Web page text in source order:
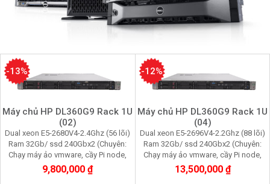
Máy chủ HP DL360G9 Rack 1U
(02)
Dual xeon E5-2680V4-2.4Ghz (56 lõi)
Ram 32Gb/ ssd 240Gbx2 (Chuyên:
Chạy máy ảo vmware, cầy Pi node,
youtube, facebook, quản lý data tool)
9,800,000 ₫
-13%
Máy chủ HP DL360G9 Rack 1U
(04)
Dual xeon E5-2696V4-2.2Ghz (88 lõi)
Ram 32Gb/ ssd 240Gbx2 (Chuyên:
Chạy máy ảo vmware, cầy Pi node,
youtube, facebook, quản lý data tool)
13,500,000 ₫
-12%